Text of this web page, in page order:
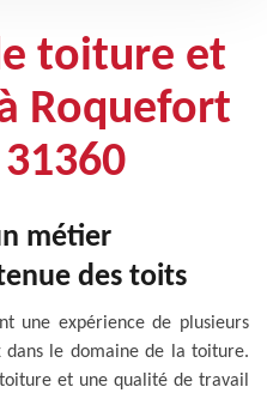
toiture et
Roquefort
métier
des toits
une expérience de plusieurs
dans le domaine de la toiture.
et une qualité de travail